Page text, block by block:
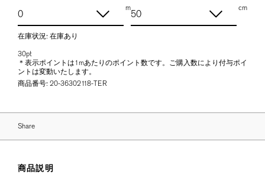
m cm
在庫状況: 在庫あり
30pt
＊表示ポイントは1mあたりのポイント数です。ご購入数により付与ポイ
ントは変動いたします。
商品番号: 20-36302118-TER
Share
商品説明